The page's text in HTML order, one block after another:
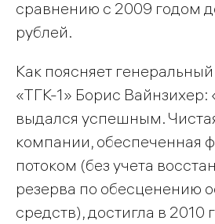
сравнению с 2009 годом
рублей.
Как поясняет
«ТГК-1» Борис
выдался успешным.
компании, обеспеченная
потоком (без учета
резерва по обесценению
средств), достигла в 2010